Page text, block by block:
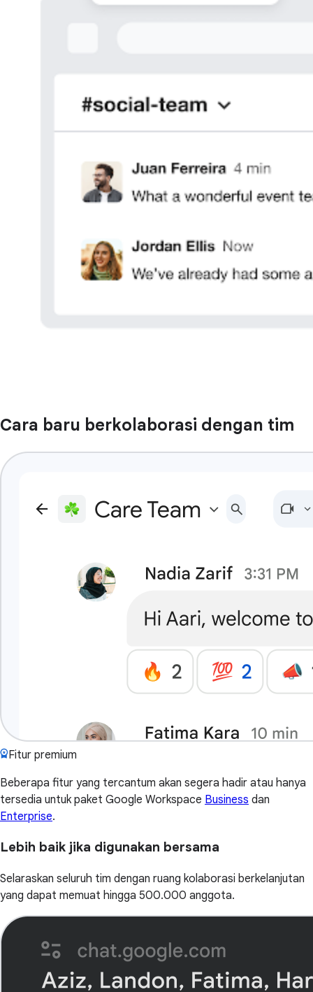
Cara baru berkolaborasi dengan tim
Fitur premium
Beberapa fitur yang tercantum akan segera hadir atau hanya
tersedia untuk paket Google Workspace Business dan
Enterprise.
Lebih baik jika digunakan bersama
Selaraskan seluruh tim dengan ruang kolaborasi berkelanjutan
yang dapat memuat hingga 500.000 anggota.